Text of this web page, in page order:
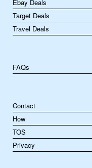
Ebay Deals
Target Deals
Travel Deals
FAQs
Contact
How
TOS
Privacy